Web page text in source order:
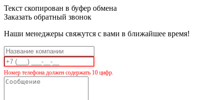
Текст скопирован в буфер обмена
Заказать обратный звонок
Наши менеджеры свяжутся с вами в ближайшее время!
Номер телефона должен содержать 10 цифр.